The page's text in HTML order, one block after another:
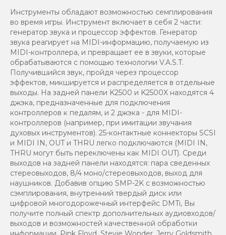
Инструменты обладают возможностью семплирования
во время игры. Инструмент включает в себя 2 части:
генератор звука и процессор эффектов. Генератор
звука реагирует на MIDI-информацию, получаемую из
MIDI-контроллера, и превращает ее в звуки, которые
обрабатываются с помощью технологии V.A.S.T.
Получившийся звук, пройдя через процессор
эффектов, микшируется и распределяется в отдельные
выходы. На задней панели K2500 и K2500X находятся 4
джэка, предназначенные для подключения
контроллеров к педалям, и 2 джэка - для MIDI-
контроллеров (например, при имитации звучания
духовых инструментов). 25-контактные коннекторы SCSI
и MIDI IN, OUT и THRU легко подключаются (MIDI IN,
THRU могут быть переключены как MIDI OUT). Среди
выходов на задней панели находятся: пара сведенных
стереовыходов, 8/4 моно/стереовыходов, выход для
наушников. Добавив опцию SMP-2K с возможностью
сэмплирования, внутренний твердый диск или
цифровой многодорожечный интерфейс DMTi, Вы
получите полный спектр дополнительных аудиовходов/
выходов и возможностей качественной обработки